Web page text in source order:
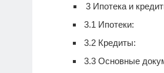
3 Ипотека и
3.1 Ипотеки:
3.2 Кредиты:
3.3 Основные